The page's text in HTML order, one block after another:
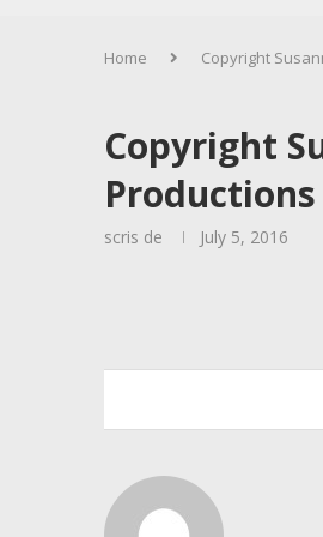
Home Copyright
Copyright
Productions
scris de July 5, 2016